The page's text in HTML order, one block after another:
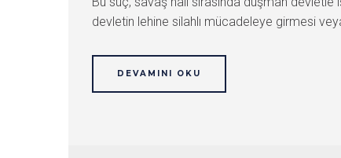
devletin lehine silahlı mücadeleye girmesi
DEVAMINI OKU